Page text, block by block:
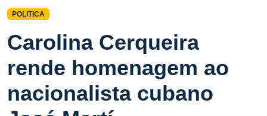
POLITICA
Carolina Cerqueira
rende homenagem ao
nacionalista cubano